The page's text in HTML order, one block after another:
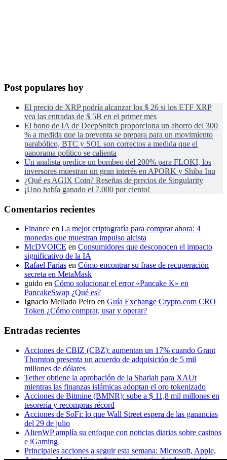
Post populares hoy
El precio de XRP podría alcanzar los $ 26 si los ETF XRP
vea las entradas de $ 5B en el primer mes
El bono de IA de DeepSnitch proporciona un ahorro del 300
% a medida que la preventa se prepara para un movimiento
parabólico, BTC y SOL son correctos a medida que el
panorama político se calienta
Un analista predice un bombeo del 200% para FLOKI, los
inversores muestran un gran interés en APORK y Shiba Inu
¿Qué es AGIX Coin? Reseñas de precios de Singularity
¡Uno había ganado el 7.000 por ciento!
Comentarios recientes
Finance en La mejor criptografía para comprar ahora: 4
monedas que muestran impulso alcista
McDVOICE en Consumidores que desconocen el impacto
significativo de la IA
Rafael Farías en Cómo encontrar su frase de recuperación
secreta en MetaMask
guido en Cómo solucionar el error «Pancake K» en
PancakeSwap ¿Qué es?
Ignacio Mellado Peiro en Guía Exchange Crypto.com CRO
Token ¿Cómo comprar, usar y operar?
Entradas recientes
Acciones de CBIZ (CBZ): aumentan un 17% cuando Grant
Thornton presenta un acuerdo de adquisición de 5 mil
millones de dólares
Tether obtiene la aprobación de la Shariah para XAUt
mientras las finanzas islámicas adoptan el oro tokenizado
Acciones de Bitmine (BMNR): sube a $ 11,8 mil millones en
tesorería y recompras récord
Acciones de SoFi: lo que Wall Street espera de las ganancias
del 29 de julio
AlienWP amplía su enfoque con noticias diarias sobre casinos
e iGaming
Principales acciones a seguir esta semana: Microsoft, Apple,